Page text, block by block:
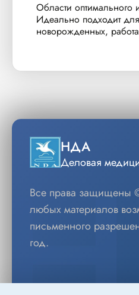
Области оптимального
Идеально подходит
новорожденных,
НДА
Деловая
Все права защищены
любых материалов
письменного
год.